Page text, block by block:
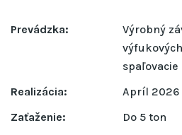
Prevádzka:
Výrobný závod – výroba sacích a
Realizácia:
Apríl 2026
Zaťaženie:
Do 5 ton